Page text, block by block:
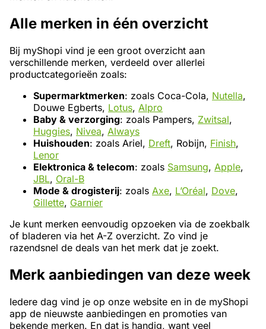
Alle merken in één overzicht
Bij myShopi vind je een groot overzicht aan
verschillende merken, verdeeld over allerlei
productcategorieën zoals:
Supermarktmerken: zoals Coca-Cola, Nutella,
Douwe Egberts, Lotus, Alpro
Baby & verzorging: zoals Pampers, Zwitsal,
Huggies, Nivea, Always
Huishouden: zoals Ariel, Dreft, Robijn, Finish,
Lenor
Elektronica & telecom: zoals Samsung, Apple,
JBL, Oral-B
Mode & drogisterij: zoals Axe, L’Oréal, Dove,
Gillette, Garnier
Je kunt merken eenvoudig opzoeken via de zoekbalk
of bladeren via het A-Z overzicht. Zo vind je
razendsnel de deals van het merk dat je zoekt.
Merk aanbiedingen van deze week
Iedere dag vind je op onze website en in de myShopi
app de nieuwste aanbiedingen en promoties van
bekende merken. En dat is handig, want veel